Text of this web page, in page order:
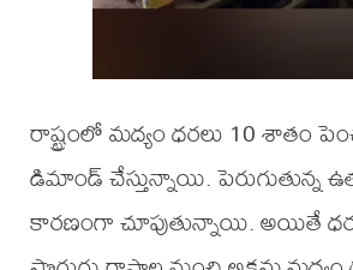
రాష్ట్రంలో మద్యం ధరలు 10 శాతం
డిమాండ్ చేస్తున్నాయి. పెరుగుతున్న
కారణంగా చూపుతున్నాయి. అయితే